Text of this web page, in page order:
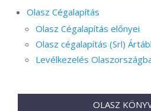
Olasz Cégalapítás
Olasz Cégalapítás előnyei
Olasz cégalapítás (Srl)
Levélkezelés
OLASZ